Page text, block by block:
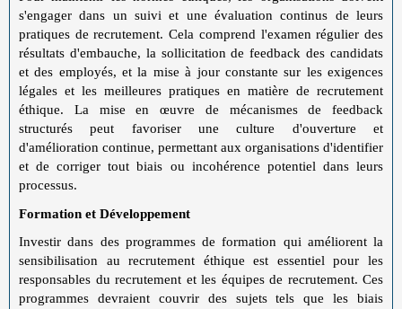
s'engager dans un suivi et une évaluation continus de leurs
pratiques de recrutement. Cela comprend l'examen régulier des
résultats d'embauche, la sollicitation de feedback des candidats
et des employés, et la mise à jour constante sur les exigences
légales et les meilleures pratiques en matière de recrutement
éthique. La mise en œuvre de mécanismes de feedback
structurés peut favoriser une culture d'ouverture et
d'amélioration continue, permettant aux organisations d'identifier
et de corriger tout biais ou incohérence potentiel dans leurs
processus.
Formation et Développement
Investir dans des programmes de formation qui améliorent la
sensibilisation au recrutement éthique est essentiel pour les
responsables du recrutement et les équipes de recrutement. Ces
programmes devraient couvrir des sujets tels que les biais